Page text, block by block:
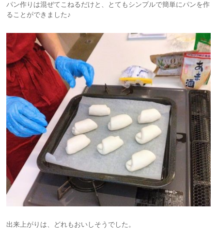
パン作りは混ぜてこねるだけと、とてもシンプルで簡単にパンを作
ることができました♪
出来上がりは、どれもおいしそうでした。